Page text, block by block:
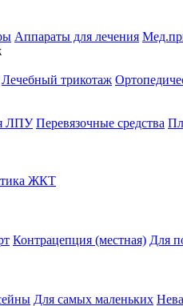
Аппараты для лечения
Лечебный трикотаж
ЛПУ Перевязочные средства
ЖКТ
Контрацепция (местная) Для
Для самых маленьких